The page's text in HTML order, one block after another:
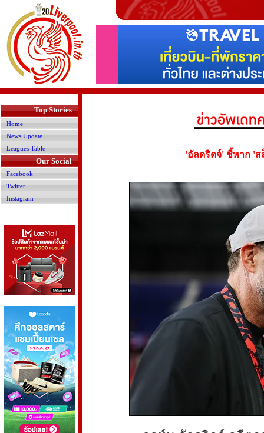
Top Stories
Home
News Update
Leagues Table
Our Social
Facebook
Twitter
Instagram
'อัลดริดจ์' ชี้หาก 'ส